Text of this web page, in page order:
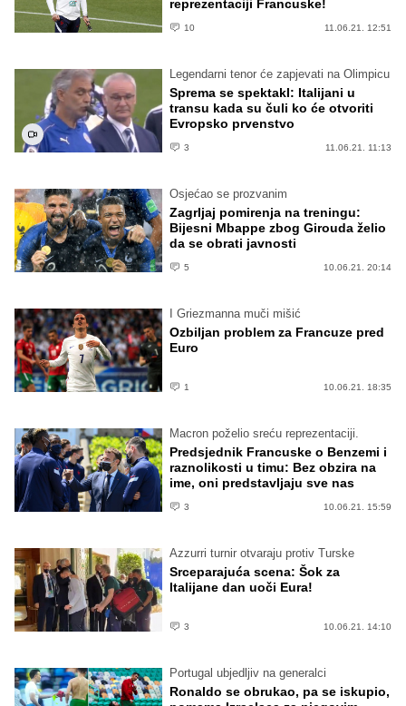
reprezentaciji Francuske!
10 11.06.21. 12:51
Legendarni tenor će zapjevati na Olimpicu
Sprema se spektakl: Italijani u
transu kada su čuli ko će otvoriti
Evropsko prvenstvo
3 11.06.21. 11:13
Osjećao se prozvanim
Zagrljaj pomirenja na treningu:
Bijesni Mbappe zbog Girouda želio
da se obrati javnosti
5 10.06.21. 20:14
I Griezmanna muči mišić
Ozbiljan problem za Francuze pred
Euro
1 10.06.21. 18:35
Macron poželio sreću reprezentaciji.
Predsjednik Francuske o Benzemi i
raznolikosti u timu: Bez obzira na
ime, oni predstavljaju sve nas
3 10.06.21. 15:59
Azzurri turnir otvaraju protiv Turske
Srceparajuća scena: Šok za
Italijane dan uoči Eura!
3 10.06.21. 14:10
Portugal ubjedljiv na generalci
Ronaldo se obrukao, pa se iskupio,